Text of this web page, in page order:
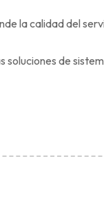
la calidad del
de